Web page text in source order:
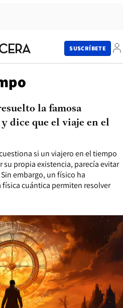
SUSCRÍBETE
si un viajero en el tiempo
su propia existencia, parecía evitar
embargo, un físico ha
cuántica permiten resolver
la famosa
dice que el viaje en el